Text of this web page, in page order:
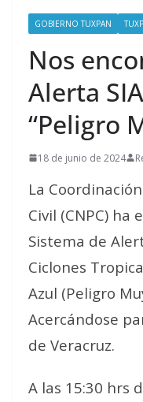
GOBIERNO TUXPAN
Nos
Alerta
“Peligro
18 de junio de 2024
La
Civil (CNPC)
Sistema de
Ciclones
Azul (Peligro
Acercándose
de Veracruz.
A las 15:30 hrs